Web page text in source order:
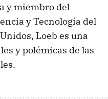
y miembro del
y Tecnología del
Loeb es una
y polémicas de las